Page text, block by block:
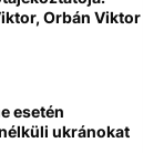
Orbán Viktor
esetén
ukránokat